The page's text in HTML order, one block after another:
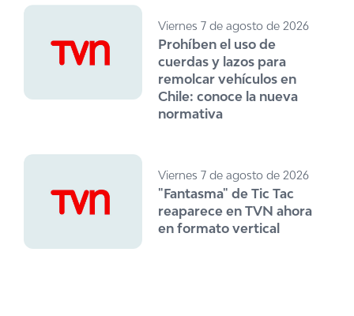
Viernes 7 de agosto de 2026
Prohíben el uso de
cuerdas y lazos para
remolcar vehículos en
Chile: conoce la nueva
normativa
Viernes 7 de agosto de 2026
"Fantasma" de Tic Tac
reaparece en TVN ahora
en formato vertical